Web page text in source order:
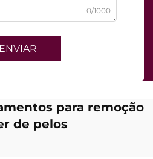
0/1000
ENVIAR
para remoção
de pelos